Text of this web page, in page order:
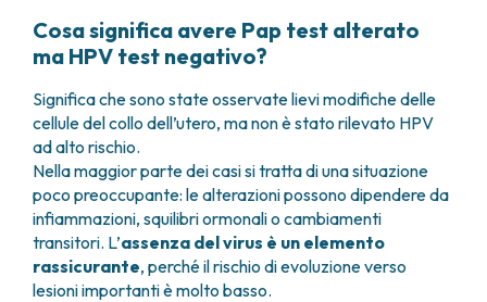
Cosa significa avere Pap test alterato
ma HPV test negativo?
Significa che sono state osservate lievi modifiche delle
cellule del collo dell’utero, ma non è stato rilevato HPV
ad alto rischio.
Nella maggior parte dei casi si tratta di una situazione
poco preoccupante: le alterazioni possono dipendere da
infiammazioni, squilibri ormonali o cambiamenti
transitori. L’assenza del virus è un elemento
rassicurante, perché il rischio di evoluzione verso
lesioni importanti è molto basso.